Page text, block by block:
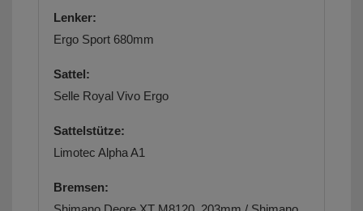
Lenker:
Ergo Sport 680mm
Sattel:
Selle Royal Vivo Ergo
Sattelstütze:
Limotec Alpha A1
Bremsen: